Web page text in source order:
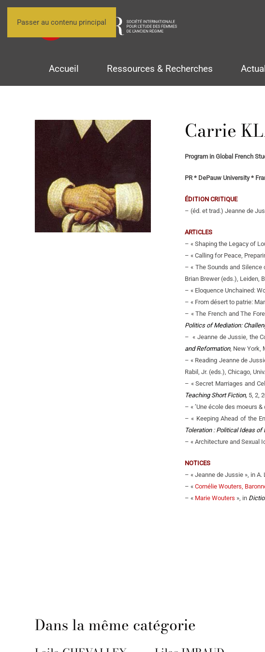
Passer au contenu principal
Accueil Ressources & Recherches
Carrie
Program in Global French
PR * DePauw University *
ÉDITION CRITIQUE
– (éd. et trad.) Jeanne de
ARTICLES
– « Shaping the Legacy of
– « Calling for Peace,
– « The Sounds and Silence
Brian Brewer (eds.), Leiden,
– « Eloquence Unchained:
– « From désert to patrie:
– « The French and The
Politics of Mediation:
– « Jeanne de Jussie, the
and Reformation, New York,
– « Reading Jeanne de
Rabil, Jr. (eds.), Chicago,
– « Secret Marriages and
Teaching Short Fiction, 5, 2,
– « ’Une école des moeurs
– « Keeping Ahead of the
Toleration : Political Ideas of
– « Architecture and Sexual
NOTICES
– « Jeanne de Jussie », in A.
– « Cornélie Wouters,
– « Marie Wouters », in
Dans la même catégorie